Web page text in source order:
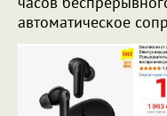
автоматическое